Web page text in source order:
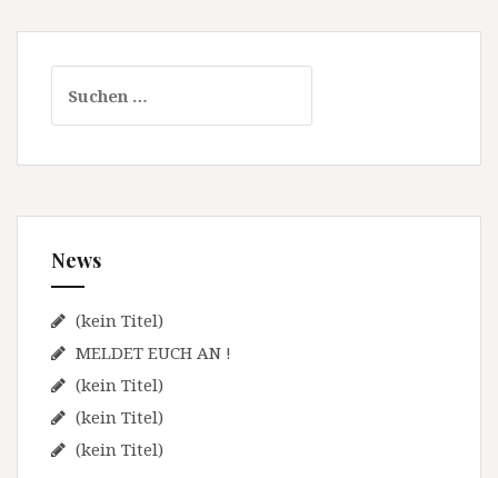
c
n
a
c
h
News
(kein Titel)
MELDET EUCH AN !
(kein Titel)
(kein Titel)
(kein Titel)